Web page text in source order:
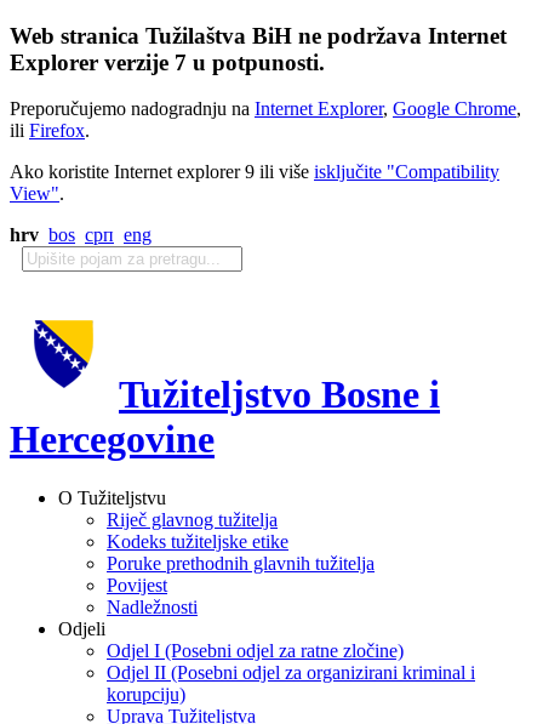
Web stranica Tužilaštva BiH ne podržava Internet
Explorer verzije 7 u potpunosti.
Preporučujemo nadogradnju na Internet Explorer, Google Chrome,
ili Firefox.
Ako koristite Internet explorer 9 ili više isključite "Compatibility
View".
hrv bos срп eng
Tužiteljstvo Bosne i
Hercegovine
O Tužiteljstvu
Riječ glavnog tužitelja
Kodeks tužiteljske etike
Poruke prethodnih glavnih tužitelja
Povijest
Nadležnosti
Odjeli
Odjel I (Posebni odjel za ratne zločine)
Odjel II (Posebni odjel za organizirani kriminal i
korupciju)
Uprava Tužiteljstva